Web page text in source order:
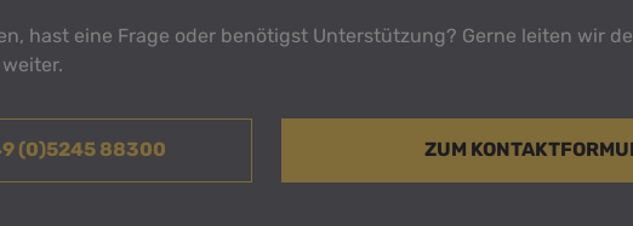
hast eine Frage oder benötigst Unterstützung? Gerne leiten wir
(0)5245 88300 ZUM